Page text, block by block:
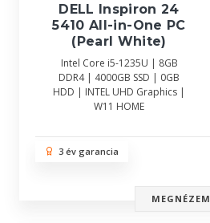
DELL Inspiron 24
5410 All-in-One PC
(Pearl White)
Intel Core i5-1235U | 8GB
DDR4 | 4000GB SSD | 0GB
HDD | INTEL UHD Graphics |
W11 HOME
3 év garancia
MEGNÉZEM